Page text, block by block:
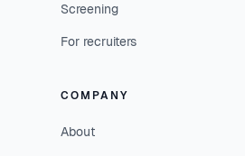
Screening
For recruiters
COMPANY
About